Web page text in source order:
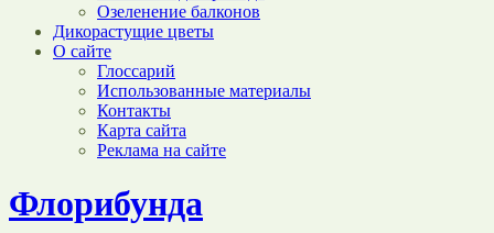
Озеленение балконов
Дикорастущие цветы
О сайте
Глоссарий
Использованные материалы
Контакты
Карта сайта
Реклама на сайте
Флорибунда